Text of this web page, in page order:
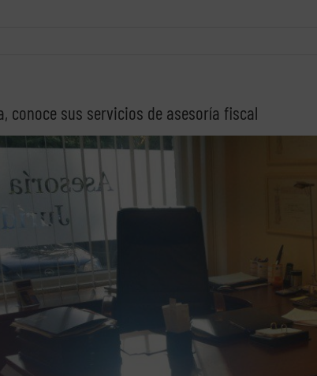
conoce sus servicios de asesoría fiscal